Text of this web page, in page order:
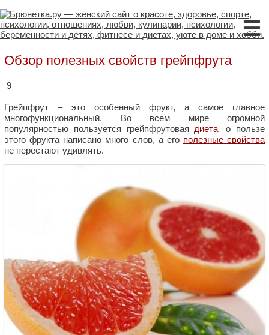
☰
Обзор полезных свойств грейпфрута
9
Грейпфрут – это особенный фрукт, а самое главное
многофункциональный. Во всем мире огромной
популярностью пользуется грейпфрутовая диета, о пользе
этого фрукта написано много слов, а его полезные свойства
не перестают удивлять.